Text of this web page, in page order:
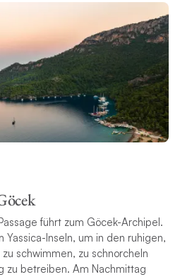
führt zum Göcek-Archipel.
Yassica-Inseln, um in den ruhigen,
schwimmen, zu schnorcheln
zu betreiben. Am Nachmittag